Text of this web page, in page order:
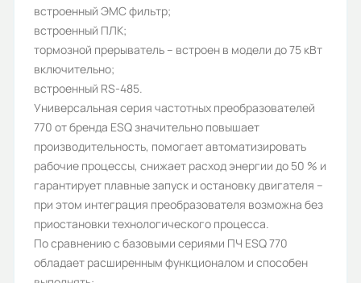
Степень защиты (IP):
IP20
Дискретные входы:
6
Протокол Profibus DP:
опционально
Номинальный выходной ток (А):
112/150
Перегрузочная способность, %:
150/110
встроенный ЭМС фильтр;
встроенный ПЛК;
тормозной прерыватель – встроен в модели до 75 кВт
включительно;
встроенный RS-485.
Универсальная серия частотных преобразователей
770 от бренда ESQ значительно повышает
производительность, помогает автоматизировать
рабочие процессы, снижает расход энергии до 50 % и
гарантирует плавные запуск и остановку двигателя –
при этом интеграция преобразователя возможна без
приостановки технологического процесса.
По сравнению с базовыми сериями ПЧ ESQ 770
обладает расширенным функционалом и способен